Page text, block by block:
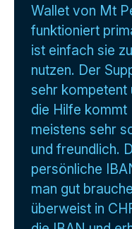
Wallet von Mt
funktioniert
ist einfach sie zu
nutzen. Der
sehr kompetent
die Hilfe kommt
meistens sehr
und freundlich.
persönliche
man gut
überweist in